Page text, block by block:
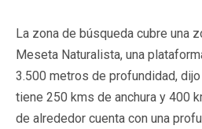
La zona de búsqueda cubre una
Meseta Naturalista, una
3.500 metros de profundidad,
tiene 250 kms de anchura y 400
de alrededor cuenta con una